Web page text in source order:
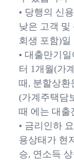
• 당행의 신
낮은 고객 및
회생 포함)일
• 대출만기
터 1개월(가
때, 분할상환
(가계주택담
때 에는 대출
• 금리인하
용상태가 현
승, 연소득